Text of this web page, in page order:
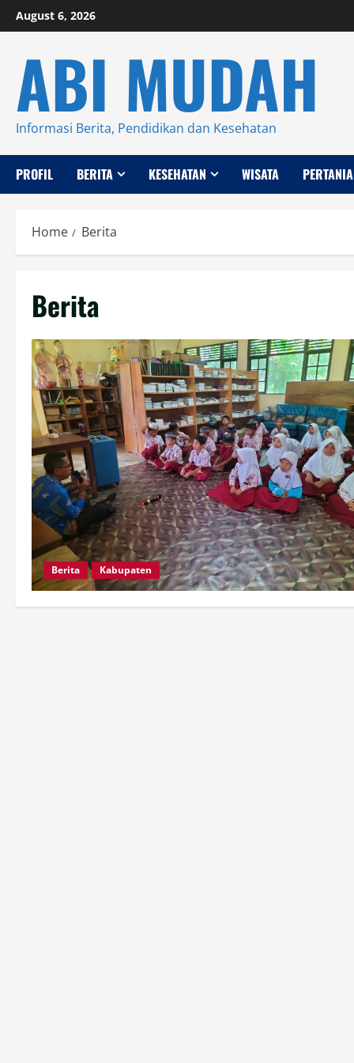
Skip
to
August 6, 2026
ABI MUDAH
Informasi Berita, Pendidikan dan Kesehatan
PROFIL BERITA KESEHATAN WISATA
Home Berita
Berita
Berita Kabupaten